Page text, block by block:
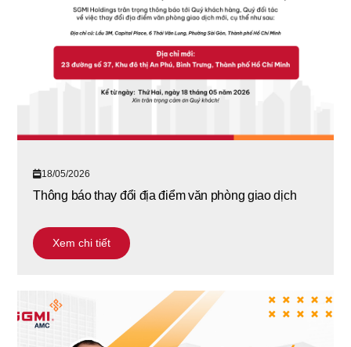
18/05/2026
Thông báo thay đổi địa điểm văn phòng giao dịch
Xem chi tiết